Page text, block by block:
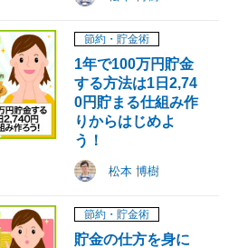
節約・貯金術
1年で100万円貯金
する方法は1日2,74
0円貯まる仕組み作
りからはじめよ
う！
松本 博樹
節約・貯金術
貯金の仕方を身に